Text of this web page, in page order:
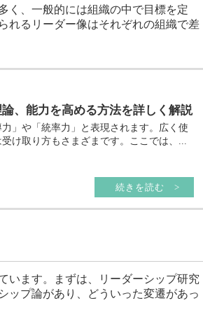
く、一般的には組織の中で目標を定
れるリーダー像はそれぞれの組織で差
、能力を高める方法を詳しく解説
」や「統率力」と表現されます。広く使
け取り方もさまざまです。ここでは、...
続きを読む >
います。まずは、リーダーシップ研究
ップ論があり、どういった変遷があっ